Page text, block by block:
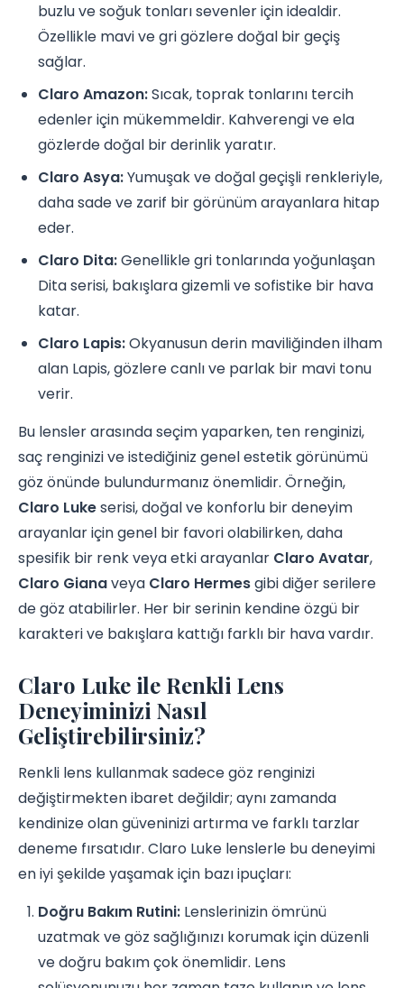
buzlu ve soğuk tonları sevenler için idealdir.
Özellikle mavi ve gri gözlere doğal bir geçiş
sağlar.
Claro Amazon:Sıcak, toprak tonlarını tercih
edenler için mükemmeldir. Kahverengi ve ela
gözlerde doğal bir derinlik yaratır.
Claro Asya:Yumuşak ve doğal geçişli renkleriyle,
daha sade ve zarif bir görünüm arayanlara hitap
eder.
Claro Dita:Genellikle gri tonlarında yoğunlaşan
Dita serisi, bakışlara gizemli ve sofistike bir hava
katar.
Claro Lapis:Okyanusun derin maviliğinden ilham
alan Lapis, gözlere canlı ve parlak bir mavi tonu
verir.
Bu lensler arasında seçim yaparken, ten renginizi,
saç renginizi ve istediğiniz genel estetik görünümü
göz önünde bulundurmanız önemlidir. Örneğin,
Claro Lukeserisi, doğal ve konforlu bir deneyim
arayanlar için genel bir favori olabilirken, daha
spesifik bir renk veya etki arayanlar Claro Avatar,
Claro Gianaveya Claro Hermesgibi diğer serilere
de göz atabilirler. Her bir serinin kendine özgü bir
karakteri ve bakışlara kattığı farklı bir hava vardır.
Claro Luke ile Renkli Lens
Deneyiminizi Nasıl
Geliştirebilirsiniz?
Renkli lens kullanmak sadece göz renginizi
değiştirmekten ibaret değildir; aynı zamanda
kendinize olan güveninizi artırma ve farklı tarzlar
deneme fırsatıdır. Claro Luke lenslerle bu deneyimi
en iyi şekilde yaşamak için bazı ipuçları:
Doğru Bakım Rutini: Lenslerinizin ömrünü
uzatmak ve göz sağlığınızı korumak için düzenli
ve doğru bakım çok önemlidir. Lens